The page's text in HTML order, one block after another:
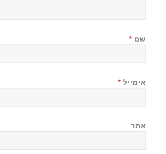
שם *
אימייל *
אתר